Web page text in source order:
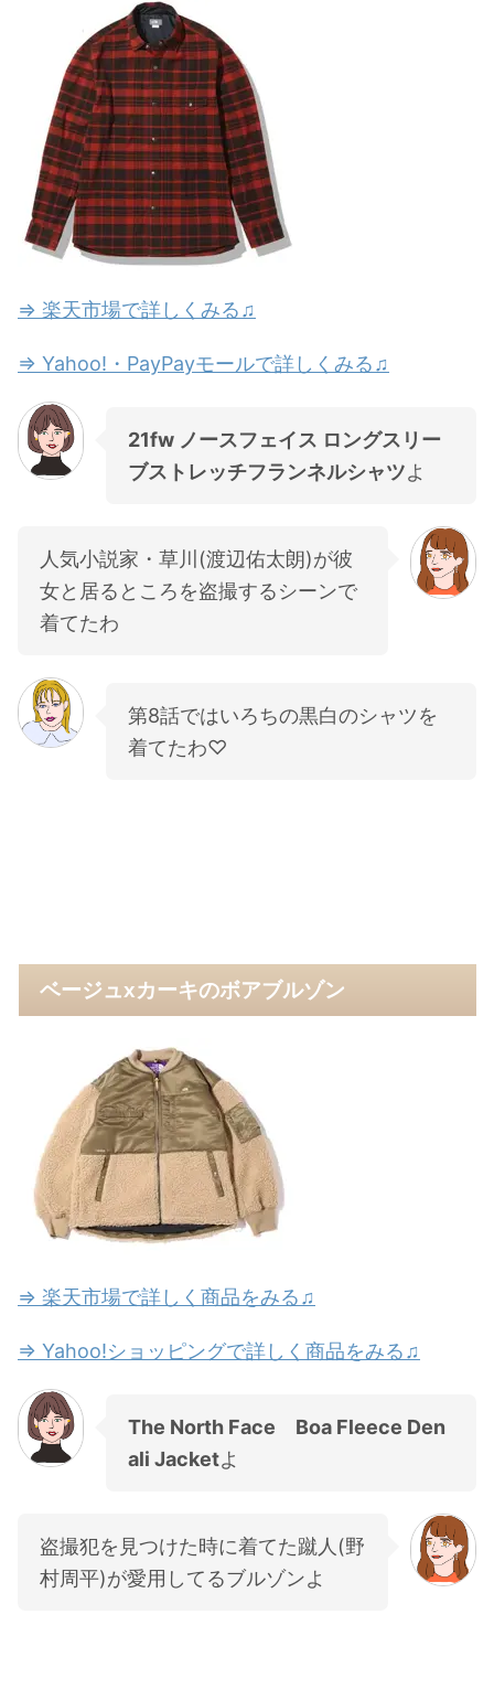
⇒ 楽天市場で詳しくみる♫
⇒ Yahoo!・PayPayモールで詳しくみる♫
21fw ノースフェイス ロングスリー
ブストレッチフランネルシャツよ
人気小説家・草川(渡辺佑太朗)が彼
女と居るところを盗撮するシーンで
着てたわ
第8話ではいろちの黒白のシャツを
着てたわ♡
ベージュxカーキのボアブルゾン
⇒ 楽天市場で詳しく商品をみる♫
⇒ Yahoo!ショッピングで詳しく商品をみる♫
The North Face Boa Fleece Den
ali Jacketよ
盗撮犯を見つけた時に着てた蹴人(野
村周平)が愛用してるブルゾンよ